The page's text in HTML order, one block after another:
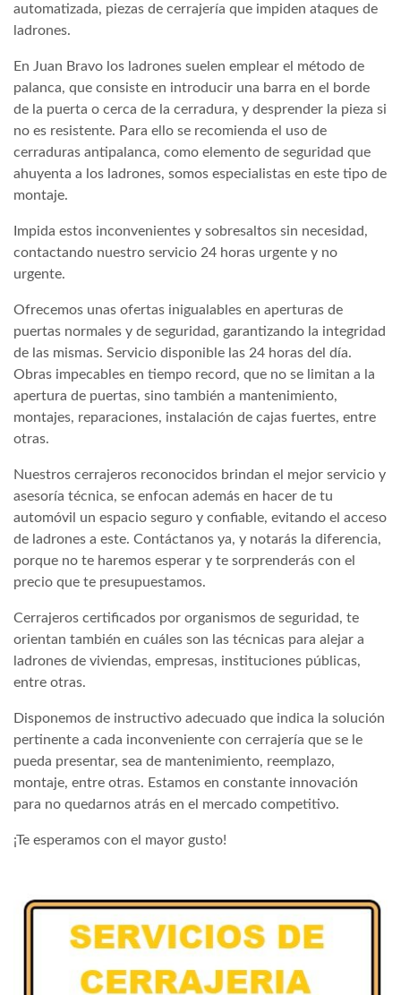
automatizada, piezas de cerrajería que impiden ataques de
ladrones.
En Juan Bravo los ladrones suelen emplear el método de
palanca, que consiste en introducir una barra en el borde
de la puerta o cerca de la cerradura, y desprender la pieza si
no es resistente. Para ello se recomienda el uso de
cerraduras antipalanca, como elemento de seguridad que
ahuyenta a los ladrones, somos especialistas en este tipo de
montaje.
Impida estos inconvenientes y sobresaltos sin necesidad,
contactando nuestro servicio 24 horas urgente y no
urgente.
Ofrecemos unas ofertas inigualables en aperturas de
puertas normales y de seguridad, garantizando la integridad
de las mismas. Servicio disponible las 24 horas del día.
Obras impecables en tiempo record, que no se limitan a la
apertura de puertas, sino también a mantenimiento,
montajes, reparaciones, instalación de cajas fuertes, entre
otras.
Nuestros cerrajeros reconocidos brindan el mejor servicio y
asesoría técnica, se enfocan además en hacer de tu
automóvil un espacio seguro y confiable, evitando el acceso
de ladrones a este. Contáctanos ya, y notarás la diferencia,
porque no te haremos esperar y te sorprenderás con el
precio que te presupuestamos.
Cerrajeros certificados por organismos de seguridad, te
orientan también en cuáles son las técnicas para alejar a
ladrones de viviendas, empresas, instituciones públicas,
entre otras.
Disponemos de instructivo adecuado que indica la solución
pertinente a cada inconveniente con cerrajería que se le
pueda presentar, sea de mantenimiento, reemplazo,
montaje, entre otras. Estamos en constante innovación
para no quedarnos atrás en el mercado competitivo.
¡Te esperamos con el mayor gusto!